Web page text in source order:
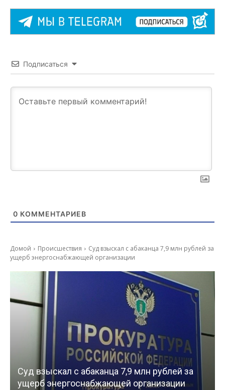
Подписаться
0 КОММЕНТАРИЕВ